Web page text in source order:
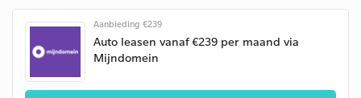
Aanbieding €239
Auto leasen vanaf €239 per maand via
Mijndomein